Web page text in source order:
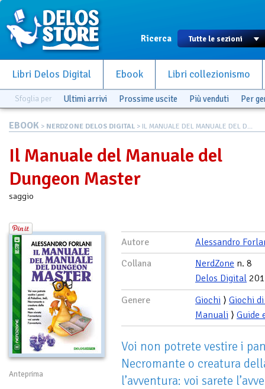
Ricerca
Libri Delos Digital Ebook Libri collezionismo
Sfoglia per Ultimi arrivi Prossime uscite Più venduti Per
EBOOK > NERDZONE DELOS DIGITAL > IL MANUALE DEL MANUALE DEL D...
Il Manuale del Manuale del
Dungeon Master
saggio
Anteprima
Autore
Alessandro
Collana
NerdZone n. 8
Delos Digital
Genere
Giochi ⟩ Giochi
Manuali ⟩ Guide
Voi non potrete vestire i
Necromante o creatura
l’avventura: voi sarete